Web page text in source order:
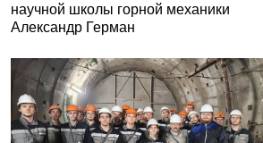
научной школы горной механики
Александр Герман